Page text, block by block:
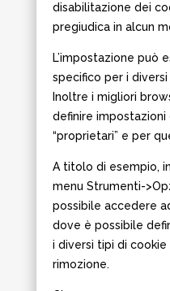
disabilitazione dei
pregiudica in alcun
L’impostazione può
specifico per i
Inoltre i migliori
definire
“proprietari” e per
A titolo di esempio,
menu Strumenti-
possibile accedere
dove è possibile
i diversi tipi di
rimozione.